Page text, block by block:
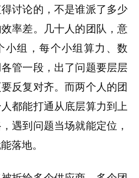
讨论的，不是谁派了多少
率差。几十人的团队，意
小组，每个小组算力、数
管一段，出了问题要层层
反复对齐。而两个人的团
都能打通从底层算力到上
遇到问题当场就能定位，
落地。